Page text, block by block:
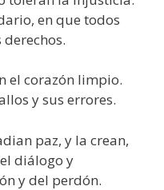
en que todos
el corazón limpio.
y sus errores.
paz, y la crean,
diálogo y
y del perdón.